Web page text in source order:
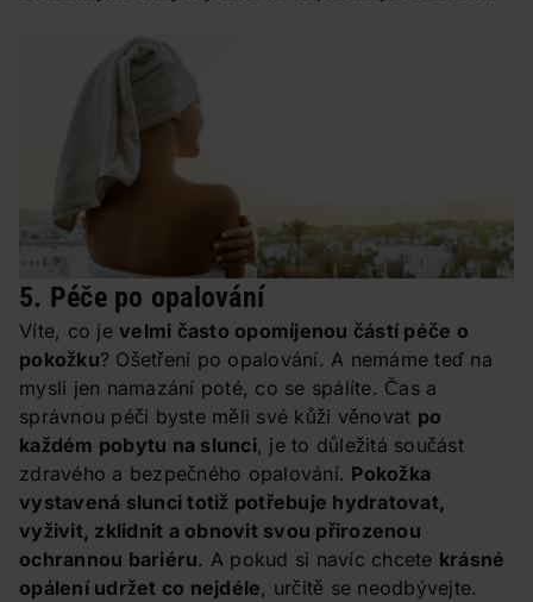
5. Péče po opalování
Víte, co je velmi často opomíjenou částí péče o
pokožku? Ošetření po opalování. A nemáme teď na
mysli jen namazání poté, co se spálíte. Čas a
správnou péči byste měli své kůži věnovat po
každém pobytu na slunci, je to důležitá součást
zdravého a bezpečného opalování. Pokožka
vystavená slunci totiž potřebuje hydratovat,
vyživit, zklidnit a obnovit svou přirozenou
ochrannou bariéru. A pokud si navíc chcete krásné
opálení udržet co nejdéle, určitě se neodbývejte.